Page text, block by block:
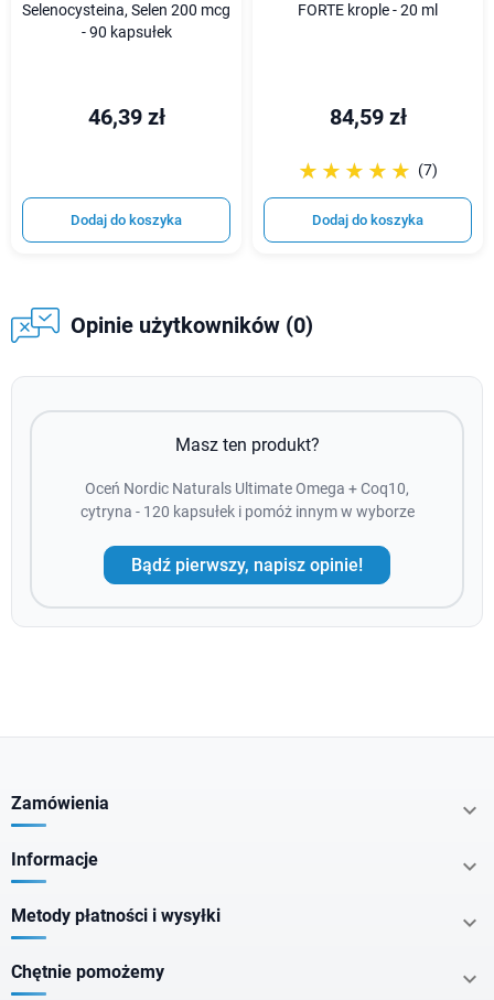
Selenocysteina, Selen 200 mcg
- 90 kapsułek
46,39 zł
Dodaj do koszyka
FORTE krople - 20 ml
84,59 zł
☆☆☆☆☆
★★★★★ (7)
Dodaj do koszyka
Opinie użytkowników (0)
Masz ten produkt?
Oceń Nordic Naturals Ultimate Omega + Coq10,
cytryna - 120 kapsułek i pomóż innym w wyborze
Bądź pierwszy, napisz opinie!
Zamówienia 
Informacje 
Metody płatności i wysyłki 
Chętnie pomożemy 